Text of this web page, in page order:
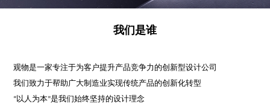
我们是谁
观物是一家专注于为客户提升产品竞争力的创新型设计公司
我们致力于帮助广大制造业实现传统产品的创新化转型
“以人为本”是我们始终坚持的设计理念